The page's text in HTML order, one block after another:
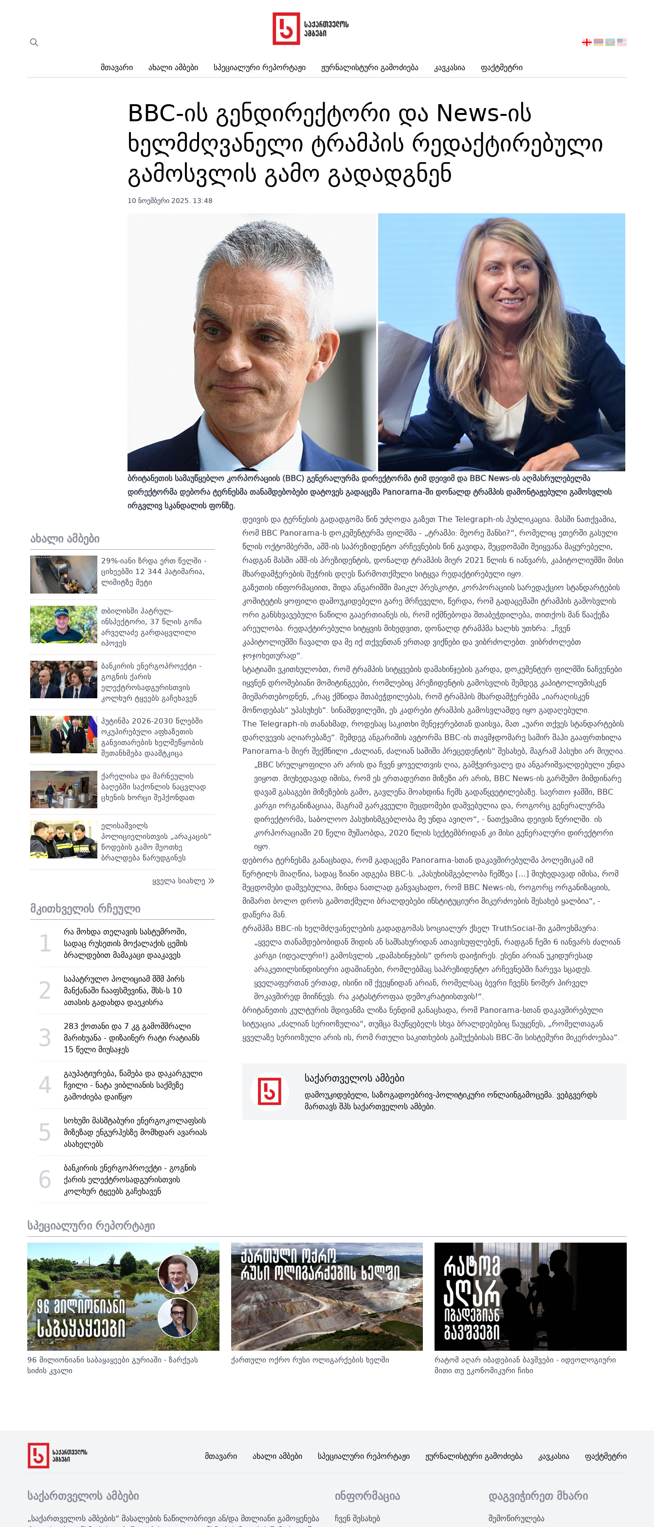
Მთავარი Ახალი Ამბები Სპეციალური Რეპორტაჟი Ჟურნალისტური Გამოძიება Კავკასია Ფაქტმეტრი
აირჩიეთ
BBC-ის გენდირექტორი და News-ის
ხელმძღვანელი ტრამპის რედაქტირებული
გამოსვლის გამო გადადგნენ
10 ნოემბერი 2025. 13:48
ბრიტანეთის სამაუწყებლო კორპორაციის (BBC)გენერალურმა დირექტორმა ტიმ დეივიმ და BBC News-ის აღმასრულებელმა
დირექტორმა დებორა ტერნესმა თანამდებობები დატოვეს გადაცემა Panorama-ში დონალდ ტრამპის დამონტაჟებული გამოსვლის
ირგვლივ სკანდალის ფონზე.
ახალი ამბები
29%-იანი ზრდა ერთ წელში -
ციხეებში 12 344 პატიმარია,
ლიმიტზე მეტი
თბილისში პატრულ-
ინსპექტორი, 37 წლის გოჩა
არველაძე გარდაცვლილი
იპოვეს
ბანკირის ენერგოპროექტი -
გოგნის ქარის
ელექტროსადგურისთვის
კოლხურ ტყეებს გაჩეხავენ
პუტინმა 2026-2030 წლებში
ოკუპირებული აფხაზეთის
განვითარების ხელშეწყობის
შეთანხმება დაამტკიცა
ქარელისა და მარნეულის
ბაღებში საქონლის ნაცვლად
ცხენის ხორცი შეჰქონდათ
ელისაშვილს
პოლიციელისთვის „არაკაცის“
წოდების გამო მეოთხე
ბრალდება წარუდგინეს
ყველა სიახლე
მკითხველის რჩეული
1
რა მოხდა თელავის სასტუმროში,
სადაც რუსეთის მოქალაქის ცემის
ბრალდებით მამაკაცი დააკავეს
2
საპატრულო პოლიციამ შშმ პირს
მანქანაში ჩააფსმევინა, შსს-ს 10
ათასის გადახდა დაეკისრა
3
283 ქოთანი და 7 კგ გამომშრალი
მარიხუანა - დიზაინერ რატი რატიანს
15 წელი მიუსაჯეს
4
გაუპატიურება, წამება და დაკარგული
ჩვილი - ნატა ვიბლიანის საქმეზე
გამოძიება დაიწყო
5
სოხუმი მასშტაბური ენერგოკოლაფსის
მიზეზად ენგურჰესზე მომხდარ ავარიას
ასახელებს
6
ბანკირის ენერგოპროექტი - გოგნის
ქარის ელექტროსადგურისთვის
კოლხურ ტყეებს გაჩეხავენ
დეივის და ტერნესის გადადგომა წინ უძღოდა გაზეთ The Telegraph-ის პუბლიკაცია. მასში ნათქვამია,
რომ BBC Panorama-ს დოკუმენტურმა ფილმმა - „ტრამპი: მეორე შანსი?“, რომელიც ეთერში გასული
წლის ოქტომბერში, აშშ-ის საპრეზიდენტო არჩევნების წინ გავიდა, შეცდომაში შეიყვანა მაყურებელი,
რადგან მასში აშშ-ის პრეზიდენტის, დონალდ ტრამპის მიერ 2021 წლის 6 იანვარს, კაპიტოლიუმში მისი
მხარდამჭერების შეჭრის დღეს წარმოთქმული სიტყვა რედაქტირებული იყო.
გაზეთის ინფორმაციით, შიდა ანგარიშში მაიკლ პრესკოტი, კორპორაციის სარედაქციო სტანდარტების
კომიტეტის ყოფილი დამოუკიდებელი გარე მრჩეველი, წერდა, რომ გადაცემაში ტრამპის გამოსვლის
ორი განსხვავებული ნაწილი გააერთიანეს ის, რომ იქმნებოდა შთაბეჭდილება, თითქოს მან წააქეზა
არეულობა. რედაქტირებული სიტყვის მიხედვით, დონალდ ტრამპმა ხალხს უთხრა: „ჩვენ
კაპიტოლიუმში ჩავალთ და მე იქ თქვენთან ერთად ვიქნები და ვიბრძოლებთ. ვიბრძოლებთ
ჯოჯოხეთურად“.
სტატიაში ვკითხულობთ, რომ ტრამპის სიტყვების დამახინჯების გარდა, დოკუმენტურ ფილმში ნაჩვენები
იყვნენ დროშებიანი მომიტინგეები, რომლებიც პრეზიდენტის გამოსვლის შემდეგ კაპიტოლიუმისკენ
მიემართებოდნენ, „რაც ქმნიდა შთაბეჭდილებას, რომ ტრამპის მხარდამჭერებმა „იარაღისკენ
მოწოდებას“ უპასუხეს“. სინამდვილეში, ეს კადრები ტრამპის გამოსვლამდე იყო გადაღებული.
The Telegraph-ის თანახმად, როდესაც საკითხი მენეჯერებთან დაისვა, მათ „უარი თქვეს სტანდარტების
დარღვევის აღიარებაზე“. შემდეგ ანგარიშის ავტორმა BBC-ის თავმჯდომარე სამირ შაჰი გააფრთხილა
Panorama-ს მიერ შექმნილი „ძალიან, ძალიან საშიში პრეცედენტის“ შესახებ, მაგრამ პასუხი არ მიუღია.
„BBC სრულყოფილი არ არის და ჩვენ ყოველთვის ღია, გამჭვირვალე და ანგარიშვალდებული უნდა
ვიყოთ. მიუხედავად იმისა, რომ ეს ერთადერთი მიზეზი არ არის, BBC News-ის გარშემო მიმდინარე
დავამ გასაგები მიზეზების გამო, გავლენა მოახდინა ჩემს გადაწყვეტილებაზე. საერთო ჯამში, BBC
კარგი ორგანიზაციაა, მაგრამ გარკვეული შეცდომები დაშვებულია და, როგორც გენერალურმა
დირექტორმა, საბოლოო პასუხისმგებლობა მე უნდა ავიღო“, - ნათქვამია დეივის წერილში. ის
კორპორაციაში 20 წელი მუშაობდა, 2020 წლის სექტემბრიდან კი მისი გენერალური დირექტორი
იყო.
დებორა ტერნესმა განაცხადა, რომ გადაცემა Panorama-სთან დაკავშირებულმა პოლემიკამ იმ
წერტილს მიაღწია, სადაც ზიანი ადგება BBC-ს. „პასუხისმგებლობა ჩემზეა […] მიუხედავად იმისა, რომ
შეცდომები დაშვებულია, მინდა ნათლად განვაცხადო, რომ BBC News-ის, როგორც ორგანიზაციის,
მიმართ ბოლო დროს გამოთქმული ბრალდებები ინსტიტუციური მიკერძოების შესახებ ყალბია“, -
დაწერა მან.
ტრამპმა BBC-ის ხელმძღვანელების გადადგომას სოციალურ ქსელ TruthSocial-ში გამოეხმაურა:
„ყველა თანამდებობიდან მიდის ან სამსახურიდან ათავისუფლებენ, რადგან ჩემი 6 იანვარს ძალიან
კარგი (იდეალური!) გამოსვლის „დამახინჯების“ დროს დაიჭირეს. ესენი არიან უკიდურესად
არაკეთილსინდისიერი ადამიანები, რომლებმაც საპრეზიდენტო არჩევნებში ჩარევა სცადეს.
ყველაფერთან ერთად, ისინი იმ ქვეყნიდან არიან, რომელსაც ბევრი ჩვენს ნომერ პირველ
მოკავშირედ მიიჩნევს. რა კატასტროფაა დემოკრატიისთვის!“.
ბრიტანეთის კულტურის მდივანმა ლიზა ნენდიმ განაცხადა, რომ Panorama-სთან დაკავშირებული
სიტუაცია „ძალიან სერიოზულია“, თუმცა მაუწყებელს სხვა ბრალდებებიც წაუყენეს, „რომელთაგან
ყველაზე სერიოზული არის ის, რომ რთული საკითხების გაშუქებისას BBC-ში სისტემური მიკერძოებაა“.
საქართველოს ამბები
დამოუკიდებელი, საზოგადოებრივ-პოლიტიკური ონლაინგამოცემა. ვებგვერდს
მართავს შპს საქართველოს ამბები.
სპეციალური რეპორტაჟი
96 მილიონიანი საბაყაყეები გურიაში - ზარქუას
სიძის კვალი
ქართული ოქრო რუსი ოლიგარქების ხელში
რატომ აღარ იბადებიან ბავშვები - იდეოლოგიური
მითი თუ ეკონომიკური ჩიხი
Მთავარი Ახალი Ამბები Სპეციალური Რეპორტაჟი Ჟურნალისტური Გამოძიება Კავკასია Ფაქტმეტრი
საქართველოს ამბები
„საქართველოს ამბების“ მასალების ნაწილობრივი ან/და მთლიანი გამოყენება
ინფორმაცია
ჩვენ შესახებ
დაგვიჭირეთ მხარი
შემოწირულება